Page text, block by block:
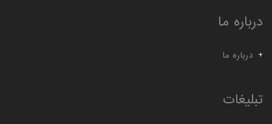
درباره ما
درباره ما
تبلیغات